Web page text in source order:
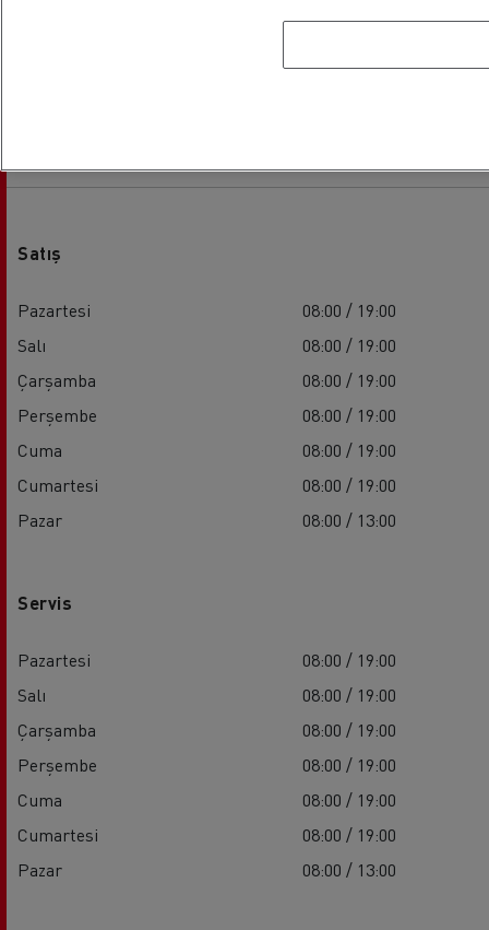
Satış
Pazartesi
08:00 / 19:00
Salı
08:00 / 19:00
Çarşamba
08:00 / 19:00
Perşembe
08:00 / 19:00
Cuma
08:00 / 19:00
Cumartesi
08:00 / 19:00
Pazar
08:00 / 13:00
Servis
Pazartesi
08:00 / 19:00
Salı
08:00 / 19:00
Çarşamba
08:00 / 19:00
Perşembe
08:00 / 19:00
Cuma
08:00 / 19:00
Cumartesi
08:00 / 19:00
Pazar
08:00 / 13:00